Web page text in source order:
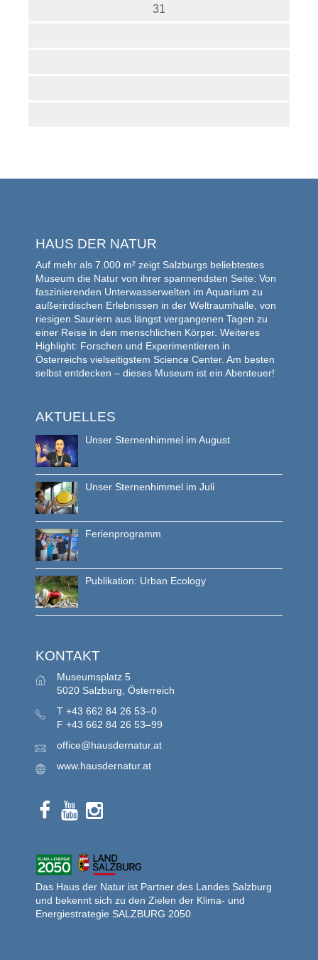
31
HAUS DER NATUR
Auf mehr als 7.000 m² zeigt Salzburgs beliebtestes
Museum die Natur von ihrer spannendsten Seite: Von
faszinierenden Unterwasserwelten im Aquarium zu
außerirdischen Erlebnissen in der Weltraumhalle, von
riesigen Sauriern aus längst vergangenen Tagen zu
einer Reise in den menschlichen Körper. Weiteres
Highlight: Forschen und Experimentieren in
Österreichs vielseitigstem Science Center. Am besten
selbst entdecken – dieses Museum ist ein Abenteuer!
AKTUELLES
Unser Sternenhimmel im August
Unser Sternenhimmel im Juli
Ferienprogramm
Publikation: Urban Ecology
KONTAKT
Museumsplatz 5
5020 Salzburg, Österreich
T +43 662 84 26 53–0
F +43 662 84 26 53–99
office@hausdernatur.at
www.hausdernatur.at
Das Haus der Natur ist Partner des Landes Salzburg
und bekennt sich zu den Zielen der Klima- und
Energiestrategie SALZBURG 2050